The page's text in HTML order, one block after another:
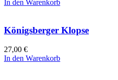
In den Warenkorb
Königsberger Klopse
27,00 €
In den Warenkorb